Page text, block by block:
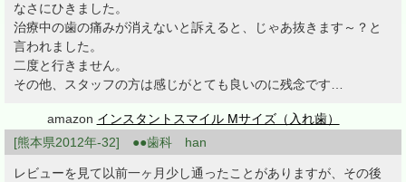
なさにひきました。
治療中の歯の痛みが消えないと訴えると、じゃあ抜きます～？と
言われました。
二度と行きません。
その他、スタッフの方は感じがとても良いのに残念です…
amazon インスタントスマイル Mサイズ（入れ歯）
[熊本県2012年-32] ●●歯科 han
レビューを見て以前一ヶ月少し通ったことがありますが、その後